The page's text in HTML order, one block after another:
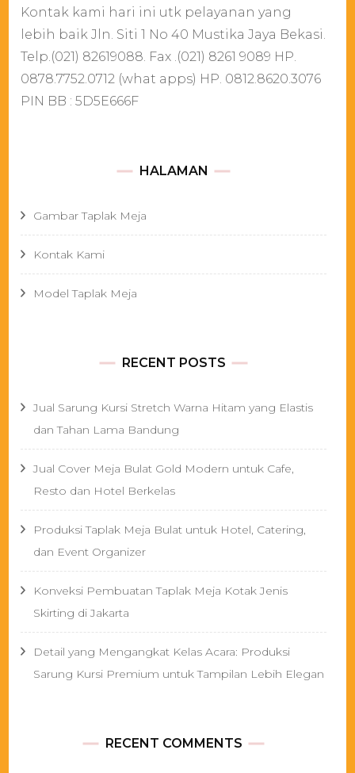
Kontak kami hari ini utk pelayanan yang
lebih baik Jln. Siti 1 No 40 Mustika Jaya Bekasi.
Telp.(021) 82619088. Fax .(021) 8261 9089 HP.
0878.7752.0712 (what apps) HP. 0812.8620.3076
PIN BB : 5D5E666F
HALAMAN
Gambar Taplak Meja
Kontak Kami
Model Taplak Meja
RECENT POSTS
Jual Sarung Kursi Stretch Warna Hitam yang Elastis
dan Tahan Lama Bandung
Jual Cover Meja Bulat Gold Modern untuk Cafe,
Resto dan Hotel Berkelas
Produksi Taplak Meja Bulat untuk Hotel, Catering,
dan Event Organizer
Konveksi Pembuatan Taplak Meja Kotak Jenis
Skirting di Jakarta
Detail yang Mengangkat Kelas Acara: Produksi
Sarung Kursi Premium untuk Tampilan Lebih Elegan
RECENT COMMENTS